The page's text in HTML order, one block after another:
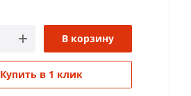
В корзину
Купить в 1 клик